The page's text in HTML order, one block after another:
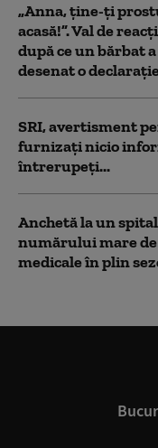
„Anna, ţine-ţi
acasă!”. Val de
după ce un bărbat a
desenat o
SRI, avertisment
furnizați nicio
întrerupeți...
Anchetă la un
numărului mare
medicale în plin